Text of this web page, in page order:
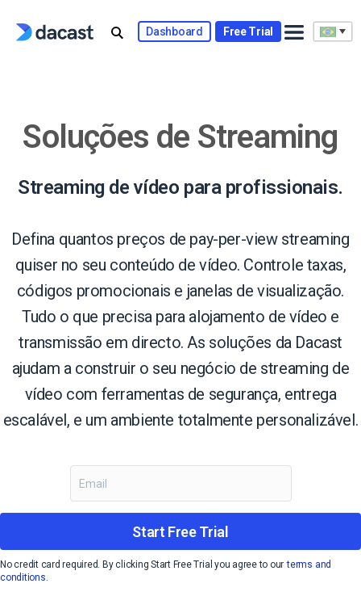
Dashboard Free Trial
Soluções de Streaming
Streaming de vídeo para profissionais.
Defina quantos preços de pay-per-view streaming
quiser no seu conteúdo de vídeo. Controle taxas,
códigos promocionais e janelas de visualização.
Tudo o que precisa para alojamento de vídeo e
transmissão em directo. As soluções da Dacast
ajudam a construir o seu negócio de streaming de
vídeo com ferramentas de segurança, entrega
escalável, e um ambiente totalmente personalizável.
Start Free Trial
No credit card required. By clicking Start Free Trial you agree to our terms and
conditions.